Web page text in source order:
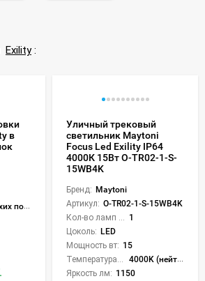
Exility:
в
пом.)
Уличный трековый
светильник Maytoni
Focus Led Exility IP64
4000К 15Вт O-TR02-1-S-
15WB4K
Бренд: Maytoni
Артикул: O-TR02-1-S-15WB4K
1
Цоколь: LED
Мощность вт: 15
4000K (нейтральный)
Яркость лм: 1150